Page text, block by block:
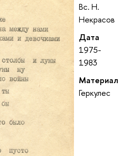
Вс. Н.
Некрасов
Дата
1975-
1983
Материал
Геркулес